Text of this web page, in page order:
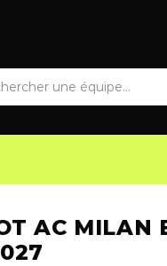
Livraison
AC MILAN